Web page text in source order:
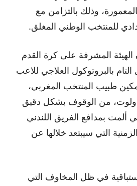
وذلك بالتزامن مع
للمنتخب الوطني المغلق.
المشرفة على كرة القدم
بالبروتوكول العلاجي للاعب
طبيب المنتخب المغربي،
من الوقوف بشكل دقيق
ألمت بمدافع الفريق اللندني
التي سيبتعد خلالها عن
في ظل المخاوف التي